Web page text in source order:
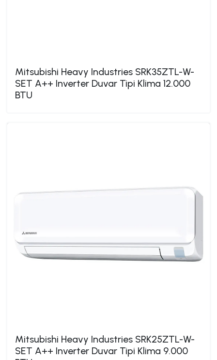
Mitsubishi Heavy Industries SRK35ZTL-W-
SET A++ Inverter Duvar Tipi Klima 12.000
BTU
Mitsubishi Heavy Industries SRK25ZTL-W-
SET A++ Inverter Duvar Tipi Klima 9.000